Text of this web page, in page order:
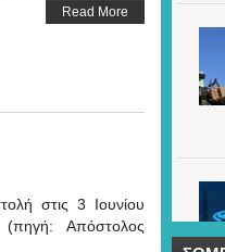
Read More
στις 3 Ιουνίου
Απόστολος